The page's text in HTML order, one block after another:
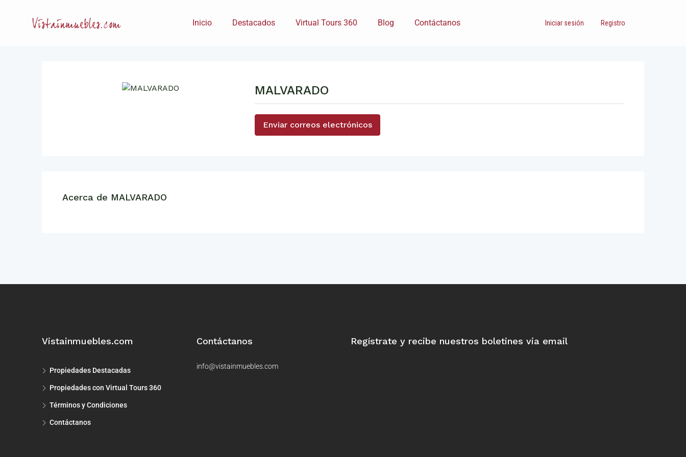
Inicio Destacados Virtual Tours 360 Blog Contáctanos Iniciar sesión Registro
MALVARADO
Enviar correos electrónicos
Acerca de MALVARADO
Vistainmuebles.com
Propiedades Destacadas
Propiedades con Virtual Tours 360
Términos y Condiciones
Contáctanos
Contáctanos
info@vistainmuebles.com
Regístrate y recibe nuestros boletines via email